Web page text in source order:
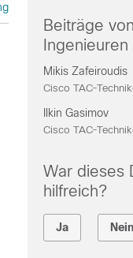
Beiträge
Ingenieuren
Mikis Zafeiroudis
Cisco TAC-
Ilkin Gasimov
Cisco TAC-
War dieses
hilfreich?
Ja Nein